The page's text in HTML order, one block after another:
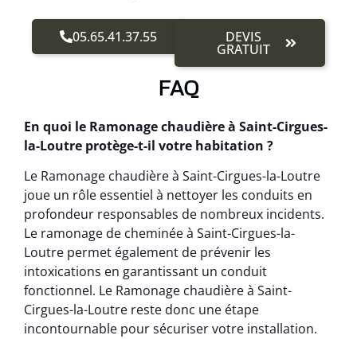
05.65.41.37.55 DEVIS
GRATUIT
FAQ
En quoi le Ramonage chaudière à Saint-Cirgues-
la-Loutre protège-t-il votre habitation ?
Le Ramonage chaudière à Saint-Cirgues-la-Loutre
joue un rôle essentiel à nettoyer les conduits en
profondeur responsables de nombreux incidents.
Le ramonage de cheminée à Saint-Cirgues-la-
Loutre permet également de prévenir les
intoxications en garantissant un conduit
fonctionnel. Le Ramonage chaudière à Saint-
Cirgues-la-Loutre reste donc une étape
incontournable pour sécuriser votre installation.